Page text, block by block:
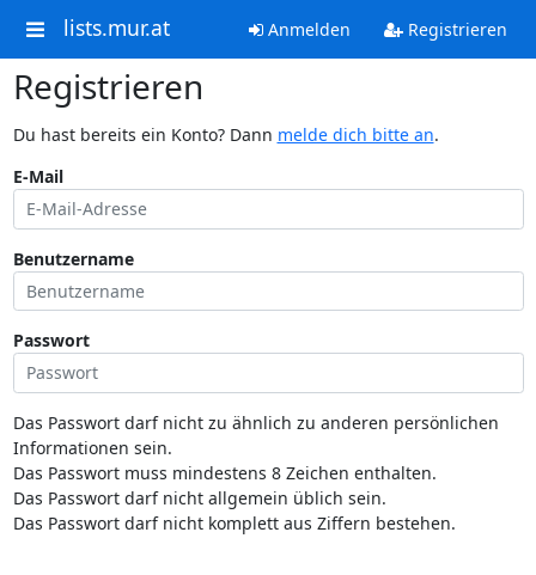
lists.mur.at Anmelden Registrieren
Registrieren
Du hast bereits ein Konto? Dann melde dich bitte an.
E-Mail
Benutzername
Passwort
Das Passwort darf nicht zu ähnlich zu anderen persönlichen
Informationen sein.
Das Passwort muss mindestens 8 Zeichen enthalten.
Das Passwort darf nicht allgemein üblich sein.
Das Passwort darf nicht komplett aus Ziffern bestehen.